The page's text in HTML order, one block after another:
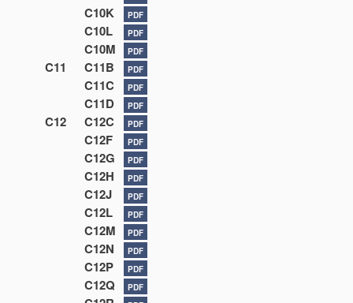
C10K PDF
C10L PDF
C10M PDF
C11 C11B PDF
C11C PDF
C11D PDF
C12 C12C PDF
C12F PDF
C12G PDF
C12H PDF
C12J PDF
C12L PDF
C12M PDF
C12N PDF
C12P PDF
C12Q PDF